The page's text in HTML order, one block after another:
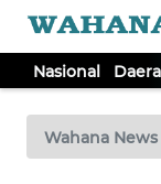
Nasional
Wahana News
TV
Tutup